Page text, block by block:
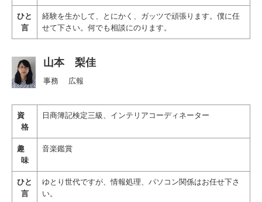
ひと
言
経験を生かして、とにかく、ガッツで頑張ります。僕に任
せて下さい。何でも相談にのります。
山本 梨佳
事務 広報
資
格
日商簿記検定三級、インテリアコーディネーター
趣
味
音楽鑑賞
ひと
言
ゆとり世代ですが、情報処理、パソコン関係はお任せ下さ
い。